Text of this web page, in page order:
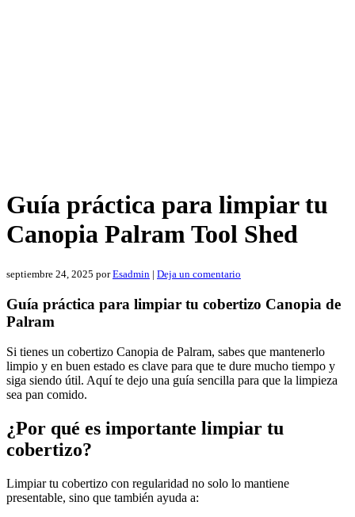
Guía práctica para limpiar tu
Canopia Palram Tool Shed
septiembre 24, 2025 porEsadmin | Deja un comentario
Guía práctica para limpiar tu cobertizo Canopia de
Palram
Si tienes un cobertizo Canopia de Palram, sabes que mantenerlo
limpio y en buen estado es clave para que te dure mucho tiempo y
siga siendo útil. Aquí te dejo una guía sencilla para que la limpieza
sea pan comido.
¿Por qué es importante limpiar tu
cobertizo?
Limpiar tu cobertizo con regularidad no solo lo mantiene
presentable, sino que también ayuda a: